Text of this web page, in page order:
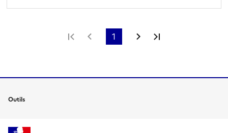
Première page
Page précédente
1 Page suivante
Outils